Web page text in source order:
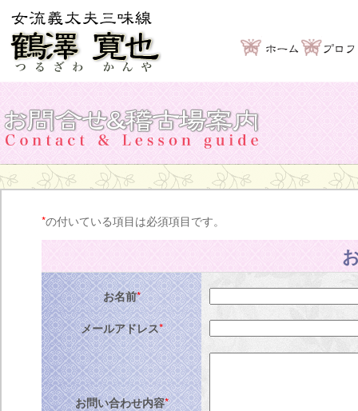
*の付いている項目は必須項目です。
お名前*
メールアドレス*
お問い合わせ内容*